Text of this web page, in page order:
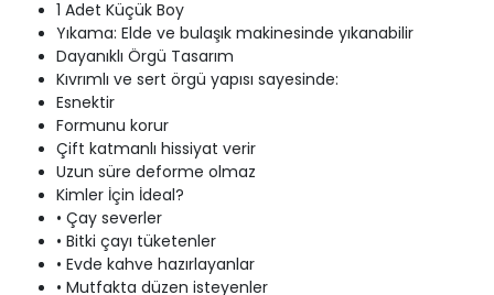
1 Adet Küçük Boy
Yıkama: Elde ve bulaşık makinesinde yıkanabilir
Dayanıklı Örgü Tasarım
Kıvrımlı ve sert örgü yapısı sayesinde:
Esnektir
Formunu korur
Çift katmanlı hissiyat verir
Uzun süre deforme olmaz
Kimler İçin İdeal?
• Çay severler
• Bitki çayı tüketenler
• Evde kahve hazırlayanlar
• Mutfakta düzen isteyenler